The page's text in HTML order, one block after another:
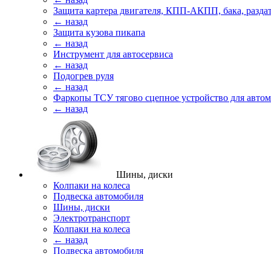
Защита картера двигателя, КПП-АКПП, бака,
← назад
Защита кузова пикапа
← назад
Инструмент для автосервиса
← назад
Подогрев руля
← назад
Фаркопы ТСУ тягово сцепное устройство для
← назад
Шины, диски
Колпаки на колеса
Подвеска автомобиля
Шины, диски
Электротранспорт
Колпаки на колеса
← назад
Подвеска автомобиля